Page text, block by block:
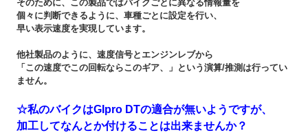
そのために、この製品ではバイクごとに異なる情報量を
個々に判断できるように、車種ごとに設定を行い、
早い表示速度を実現しています。
他社製品のように、速度信号とエンジンレブから
「この速度でこの回転ならこのギア、」という演算/推測は行ってい
ません。
☆私のバイクはGIpro DTの適合が無いようですが、
加工してなんとか付けることは出来ませんか？